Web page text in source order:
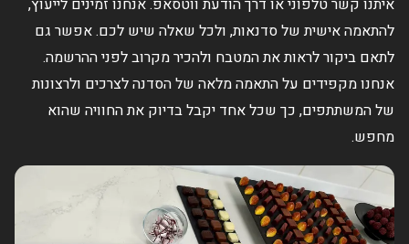
איתנו קשר טלפוני או דרך הודעת ווטסאפ. אנחנו זמינים לייעוץ,
להתאמה אישית של סדנאות, ולכל שאלה שיש לכם. אפשר גם
לתאם ביקור לראות את המטבח ולהכיר מקרוב לפני ההרשמה.
אנחנו מקפידים על התאמה מלאה של הסדנה לצרכים ולרצונות
של המשתתפים, כך שכל אחד יקבל בדיוק את החוויה שהוא
מחפש.